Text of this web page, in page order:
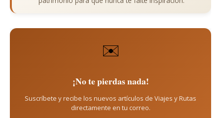
✉️
¡No te pierdas nada!
Suscríbete y recibe los nuevos artículos de Viajes y Rutas
directamente en tu correo.